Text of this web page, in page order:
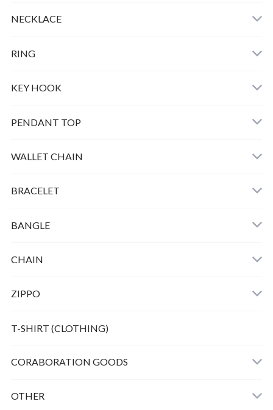
CLOTHING
NECKLACE
GOOD LIFE CHARM
BULL DOG
SMALL PEANUTS K10 ＋CHAIN
SMALL BERO PEANUTS K10 ＋CHAIN
Bunny peanuts + Chain
RING
KEY HOOK
PEAUTS CARABINER
HORSE KEY HOOK
PENDANT TOP
WALLET CHAIN
BRACELET
BANGLE
HORSE TWIST BANGLE
CHAIN
ZIPPO
T-SHIRT (CLOTHING)
CORABORATION GOODS
OTHER